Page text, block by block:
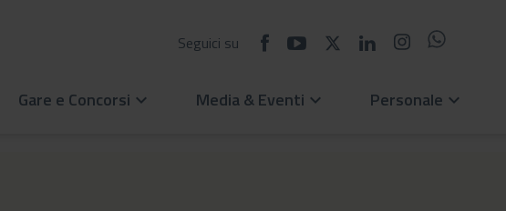
Seguici su
Gare e Concorsi keyboard_arrow_down Media & Eventi keyboard_arrow_down Personale keyboard_arrow_down